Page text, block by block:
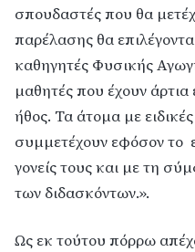
σπουδαστές που θα
παρέλασης θα
καθηγητές Φυσικής
μαθητές που έχουν
ήθος. Τα άτομα με
συμμετέχουν εφόσον το
γονείς τους και με τη
των διδασκόντων.».
Ως εκ τούτου πόρρω